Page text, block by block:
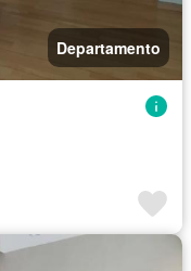
Departamento